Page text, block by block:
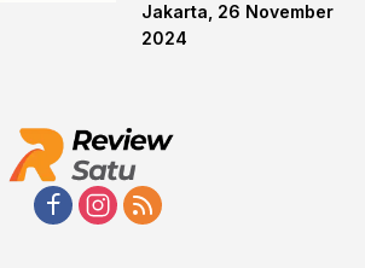
Jakarta, 26 November
2024